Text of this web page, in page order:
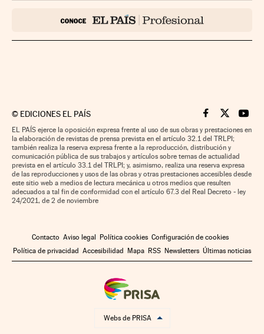
© EDICIONES EL PAÍS Cinco Días en
Cinco Días
Cinco
EL PAÍS ejerce la oposición expresa frente al uso de sus obras y prestaciones en
la elaboración de revistas de prensa prevista en el artículo 32.1 del TRLPI;
también realiza la reserva expresa frente a la reproducción, distribución y
comunicación pública de sus trabajos y artículos sobre temas de actualidad
prevista en el artículo 33.1 del TRLPI; y, asimismo, realiza una reserva expresa
de las reproducciones y usos de las obras y otras prestaciones accesibles desde
este sitio web a medios de lectura mecánica u otros medios que resulten
adecuados a tal fin de conformidad con el artículo 67.3 del Real Decreto - ley
24/2021, de 2 de noviembre
Contacto Aviso legal Política cookies Configuración de cookies
Política de privacidad Accesibilidad Mapa RSS Newsletters Últimas noticias
Webs de PRISA